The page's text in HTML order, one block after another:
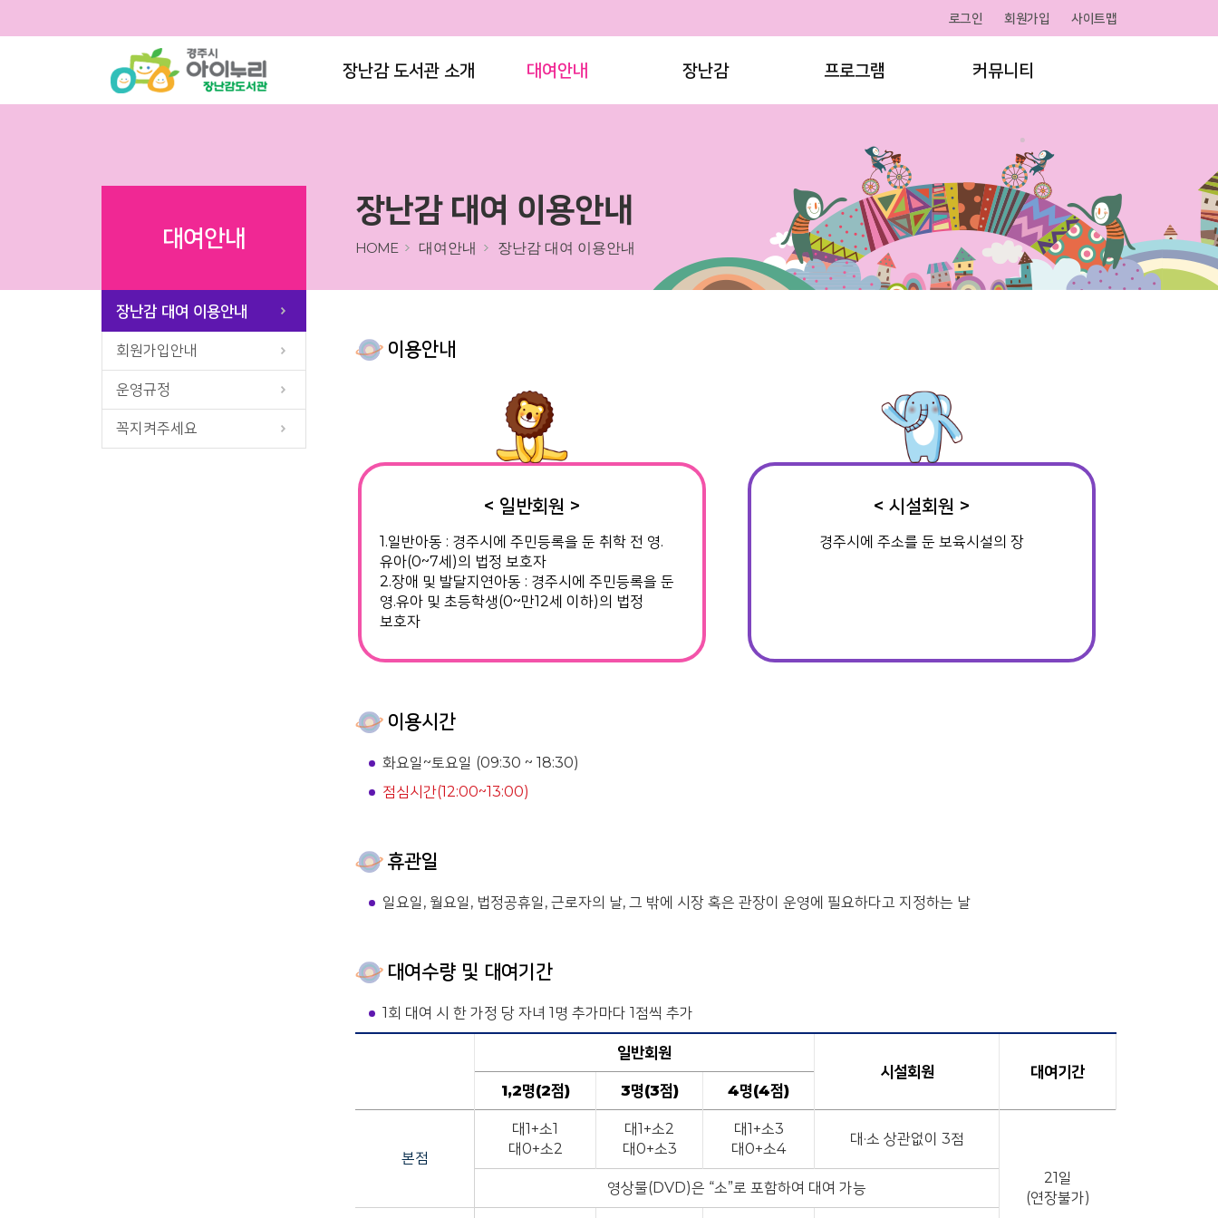
장난감 도서관 소개 대여안내 장난감 프로그램 커뮤니티
로그인 회원가입 사이트맵
대여안내
장난감 대여 이용안내
회원가입안내
운영규정
꼭지켜주세요
장난감 대여 이용안내
HOME 대여안내 장난감 대여 이용안내
이용안내
< 일반회원 >
1.일반아동 : 경주시에 주민등록을 둔 취학 전 영.
유아(0~7세)의 법정 보호자
2.장애 및 발달지연아동 : 경주시에 주민등록을 둔
영.유아 및 초등학생(0~만12세 이하)의 법정
보호자
< 시설회원 >
경주시에 주소를 둔 보육시설의 장
이용시간
화요일~토요일 (09:30 ~ 18:30)
점심시간(12:00~13:00)
휴관일
일요일, 월요일, 법정공휴일, 근로자의 날, 그 밖에 시장 혹은 관장이 운영에 필요하다고 지정하는 날
대여수량 및 대여기간
1회 대여 시 한 가정 당 자녀 1명 추가마다 1점씩 추가
일반회원
시설회원
대여기간
1,2명(2점)
3명(3점) 4명(4점)
본점
대1+소1
대0+소2
대1+소2
대0+소3
대1+소3
대0+소4
대·소 상관없이 3점
21일
(연장불가)
영상물(DVD)은 “소”로 포함하여 대여 가능